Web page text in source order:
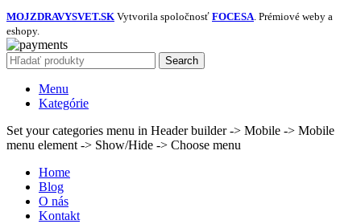
MOJZDRAVYSVET.SK Vytvorila spoločnosť FOCESA. Prémiové weby a
eshopy.
Search
Menu
Kategórie
Set your categories menu in Header builder -> Mobile -> Mobile
menu element -> Show/Hide -> Choose menu
Home
Blog
O nás
Kontakt